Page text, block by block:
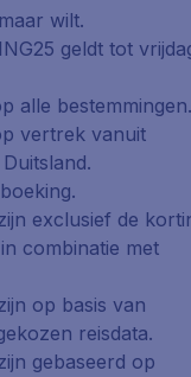
wilt.
geldt tot
alle bestemmingen.
vertrek vanuit
exclusief de
combinatie met
op basis van
reisdata.
gebaseerd op